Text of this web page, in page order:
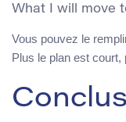
Vous pouvez le
Plus le plan est court,